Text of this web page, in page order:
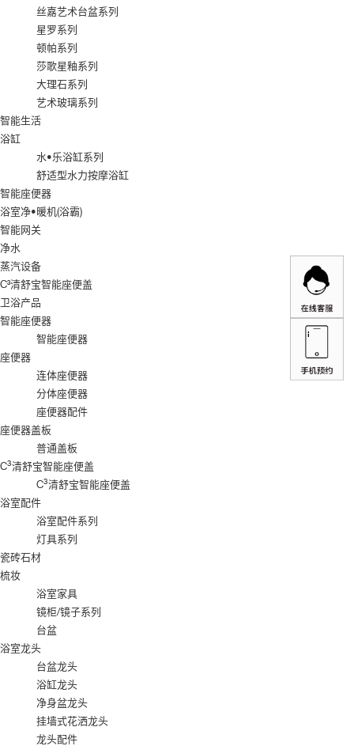
丝嘉艺术台盆系列
星罗系列
顿帕系列
莎歌星釉系列
大理石系列
艺术玻璃系列
智能生活
浴缸
水•乐浴缸系列
舒适型水力按摩浴缸
智能座便器
浴室净•暖机(浴霸)
智能网关
净水
蒸汽设备
C³清舒宝智能座便盖
卫浴产品
智能座便器
智能座便器
座便器
连体座便器
分体座便器
座便器配件
座便器盖板
普通盖板
C3清舒宝智能座便盖
C3清舒宝智能座便盖
浴室配件
浴室配件系列
灯具系列
瓷砖石材
梳妆
浴室家具
镜柜/镜子系列
台盆
浴室龙头
台盆龙头
浴缸龙头
净身盆龙头
挂墙式花洒龙头
龙头配件